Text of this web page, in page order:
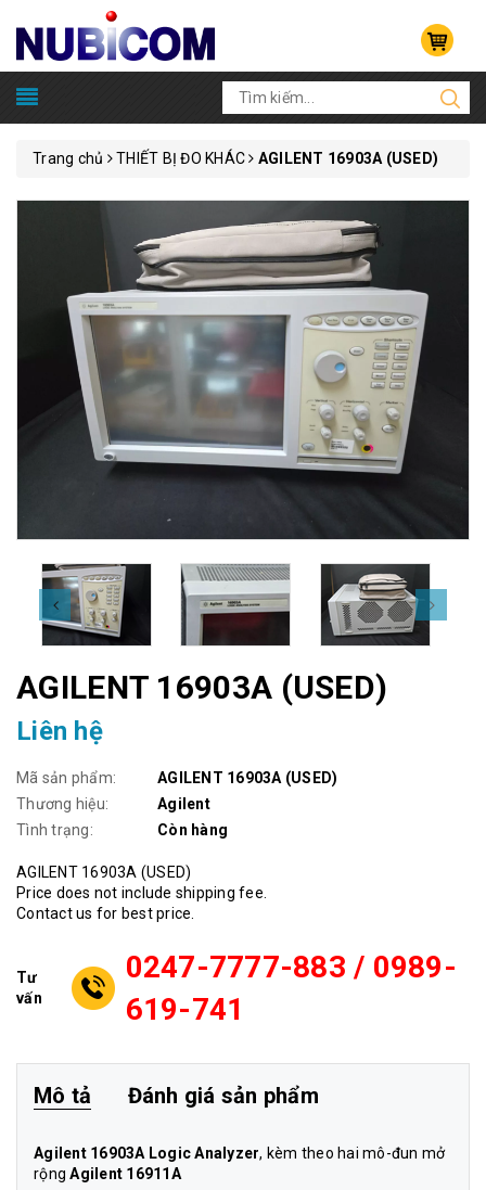
Trang chủ THIẾT BỊ ĐO KHÁC AGILENT 16903A (USED)
AGILENT 16903A (USED)
Liên hệ
Mã sản phẩm:
AGILENT 16903A (USED)
Thương hiệu:
Agilent
Tình trạng:
Còn hàng
AGILENT 16903A (USED)
Price does not include shipping fee.
Contact us for best price.
Tư
vấn
0247-7777-883 / 0989-
619-741
Mô tả Đánh giá sản phẩm
Agilent 16903A Logic Analyzer, kèm theo hai mô-đun mở
rộngAgilent 16911A